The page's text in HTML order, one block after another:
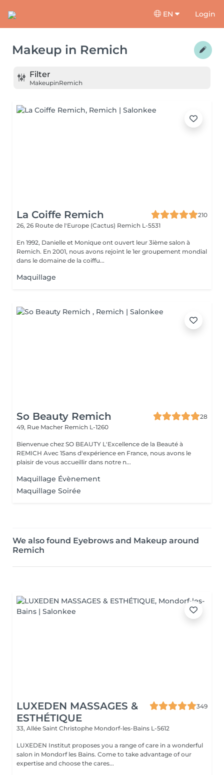
EN Login
Makeup in Remich
Filter
MakeupinRemich
La Coiffe Remich
210
26, 26 Route de l'Europe (Cactus) Remich L-5531
En 1992, Danielle et Monique ont ouvert leur 3ième salon à
Remich. En 2001, nous avons rejoint le 1er groupement mondial
dans le domaine de la coiffu...
Maquillage
So Beauty Remich
28
49, Rue Macher Remich L-1260
Bienvenue chez SO BEAUTY L'Excellence de la Beauté à
REMICH Avec 15ans d'expérience en France, nous avons le
plaisir de vous accueillir dans notre n...
Maquillage Évènement
Maquillage Soirée
We also found Eyebrows and Makeup around
Remich
LUXEDEN MASSAGES &
ESTHÉTIQUE
349
33, Allée Saint Christophe Mondorf-les-Bains L-5612
LUXEDEN Institut proposes you a range of care in a wonderful
salon in Mondorf les Bains. Come to take advantage of our
expertise and choose the cares...